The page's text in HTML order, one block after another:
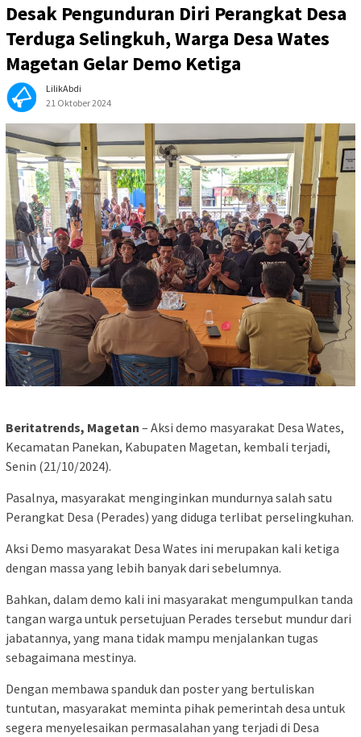
Desak Pengunduran Diri Perangkat Desa
Terduga Selingkuh, Warga Desa Wates
Magetan Gelar Demo Ketiga
LilikAbdi
21 Oktober 2024
Beritatrends, Magetan – Aksi demo masyarakat Desa Wates,
Kecamatan Panekan, Kabupaten Magetan, kembali terjadi,
Senin (21/10/2024).
Pasalnya, masyarakat menginginkan mundurnya salah satu
Perangkat Desa (Perades) yang diduga terlibat perselingkuhan.
Aksi Demo masyarakat Desa Wates ini merupakan kali ketiga
dengan massa yang lebih banyak dari sebelumnya.
Bahkan, dalam demo kali ini masyarakat mengumpulkan tanda
tangan warga untuk persetujuan Perades tersebut mundur dari
jabatannya, yang mana tidak mampu menjalankan tugas
sebagaimana mestinya.
Dengan membawa spanduk dan poster yang bertuliskan
tuntutan, masyarakat meminta pihak pemerintah desa untuk
segera menyelesaikan permasalahan yang terjadi di Desa